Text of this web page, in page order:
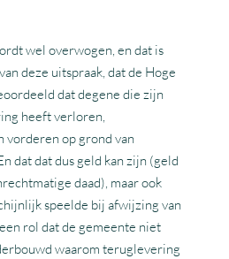
wel overwogen, en dat is
deze uitspraak, dat de Hoge
dat degene die zijn
heeft verloren,
vorderen op grond van
dat dat dus geld kan zijn (geld
daad), maar ook
speelde bij afwijzing van
rol dat de gemeente niet
waarom teruglevering